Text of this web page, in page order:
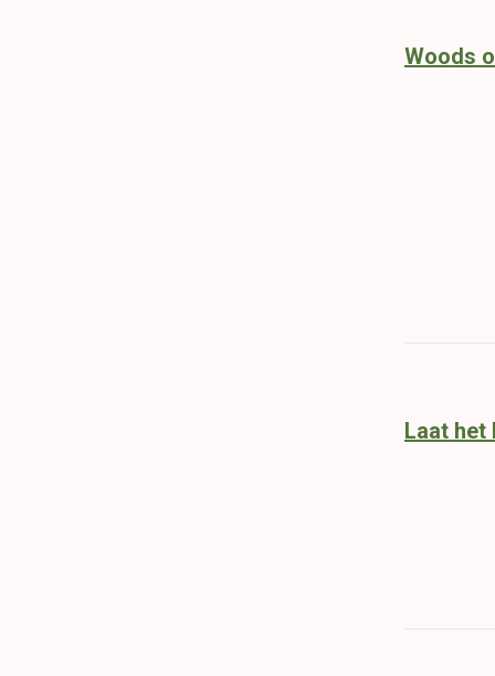
Woods
Laat het